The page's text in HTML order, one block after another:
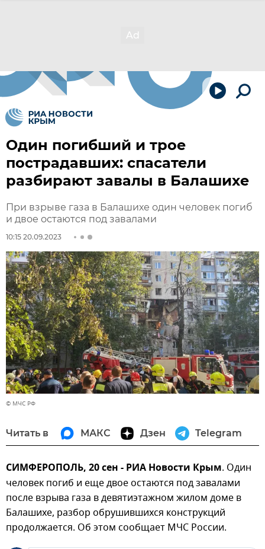
Один погибший и трое
пострадавших: спасатели
разбирают завалы в Балашихе
При взрыве газа в Балашихе один человек погиб
и двое остаются под завалами
10:15 20.09.2023
© МЧС РФ
Читать в МАКС Дзен Telegram
СИМФЕРОПОЛЬ, 20 сен - РИА Новости Крым. Один
человек погиб и еще двое остаются под завалами
после взрыва газа в девятиэтажном жилом доме в
Балашихе, разбор обрушившихся конструкций
продолжается. Об этом сообщает МЧС России.